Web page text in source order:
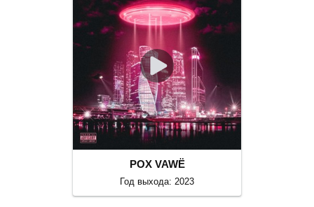
POX VAWË
Год выхода: 2023